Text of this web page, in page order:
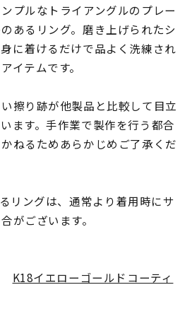
在庫ありのみ すべて表示
プルなトライアングルのプレー
あるリング。磨き上げられたシ
に着けるだけで品よく洗練され
イテムです。
擦り跡が他製品と比較して目立
ます。手作業で製作を行う都合
ねるためあらかじめご了承くだ
リングは、通常より着用時にサ
がございます。
K18イエローゴールドコーティ